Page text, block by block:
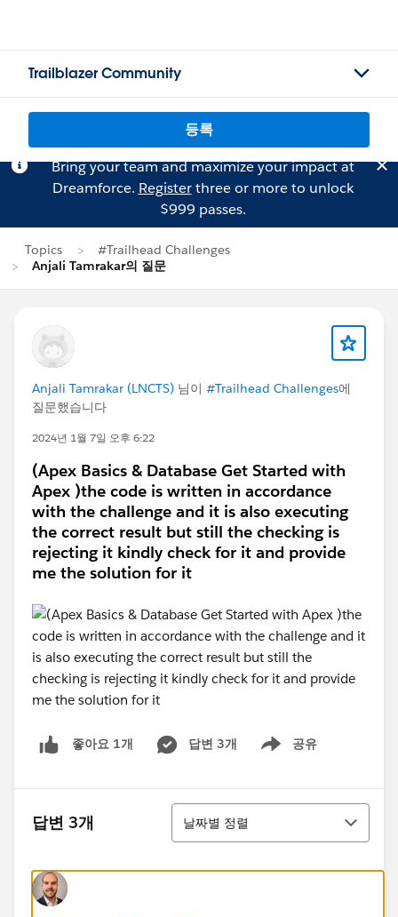
Trailblazer Community
등록
Bring your team and maximize your impact at
Dreamforce. Registerthree or more to unlock
$999 passes.
Topics
#Trailhead Challenges
Anjali Tamrakar의 질문
Anjali Tamrakar (LNCTS) 님이 #Trailhead Challenges에
질문했습니다
2024년 1월 7일 오후 6:22
(Apex Basics & Database Get Started with
Apex )the code is written in accordance
with the challenge and it is also executing
the correct result but still the checking is
rejecting it kindly check for it and provide
me the solution for it
좋아요 1개 답변 3개 공유
Show menu
답변 3개
정렬
날짜별 정렬